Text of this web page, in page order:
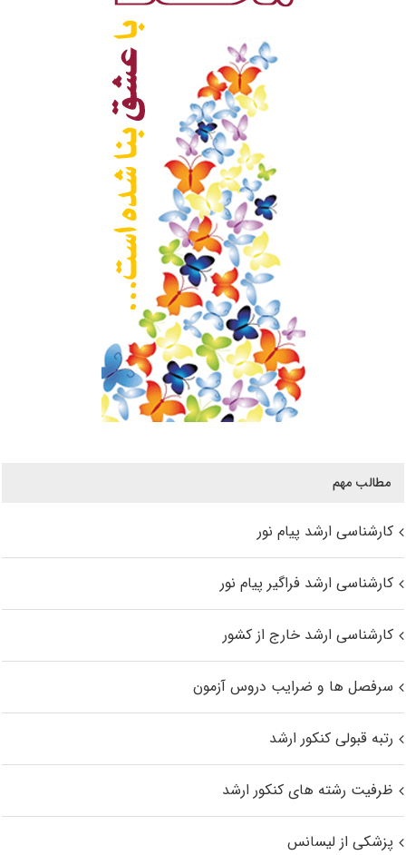
مطالب مهم
کارشناسی ارشد پیام نور
کارشناسی ارشد فراگیر پیام نور
کارشناسی ارشد خارج از کشور
سرفصل ها و ضرایب دروس آزمون
رتبه قبولی کنکور ارشد
ظرفیت رشته های کنکور ارشد
پزشکی از لیسانس